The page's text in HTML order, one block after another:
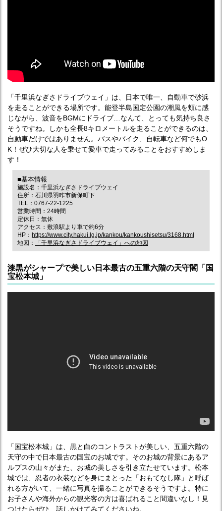
「千里浜なぎさドライブウェイ」は、日本で唯一、自動車で砂浜
を走ることができる場所です。能登半島国定公園の潮風を頬に感
じながら、波音をBGMにドライブ…なんて、とっても気持ち良さ
そうですね。しかも全長8キロメートルを走ることができるのは、
自動車だけではありません。バスやバイク、自転車など何でもO
K！ぜひ大切な人を乗せて愛車で走ってみることをおすすめしま
す！
■基本情報
施設名：千里浜なぎさドライブウェイ
住所：石川県羽咋市新保町下
TEL：0767-22-1225
営業時間：24時間
定休日：無休
アクセス：敷浪駅より車で約6分
HP： https://www.city.hakui.lg.jp/kankou/kankoushisetsu/3168.html
地図：
「千里浜なぎさドライブウェイ」への地図
漆黒がシャープで美しい日本最古の五重六階の天守閣「国
宝松本城」
「国宝松本城」は、黒と白のコントラストが美しい、五重六階の
天守の中で日本最古の国宝のお城です。そのお城の背景にあるア
ルプスの山々がまた、お城の美しさを引き立たせています。松本
城では、忍者の衣装などを身にまとった「おもてなし隊」と呼ば
れる方がいて、一緒に写真を撮ることができるそうですよ。特に
お子さんや海外からの観光客の方は喜ばれること間違いなし！見
つけたらぜひ、話しかけてみてくださいね。